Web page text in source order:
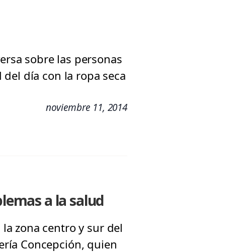
sobre las personas
día con la ropa seca
noviembre 11, 2014
a la salud
zona centro y sur del
Concepción, quien